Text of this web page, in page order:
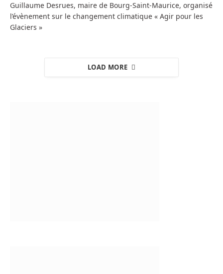
Guillaume Desrues, maire de Bourg-Saint-Maurice, organisé
l’évènement sur le changement climatique « Agir pour les
Glaciers »
LOAD MORE